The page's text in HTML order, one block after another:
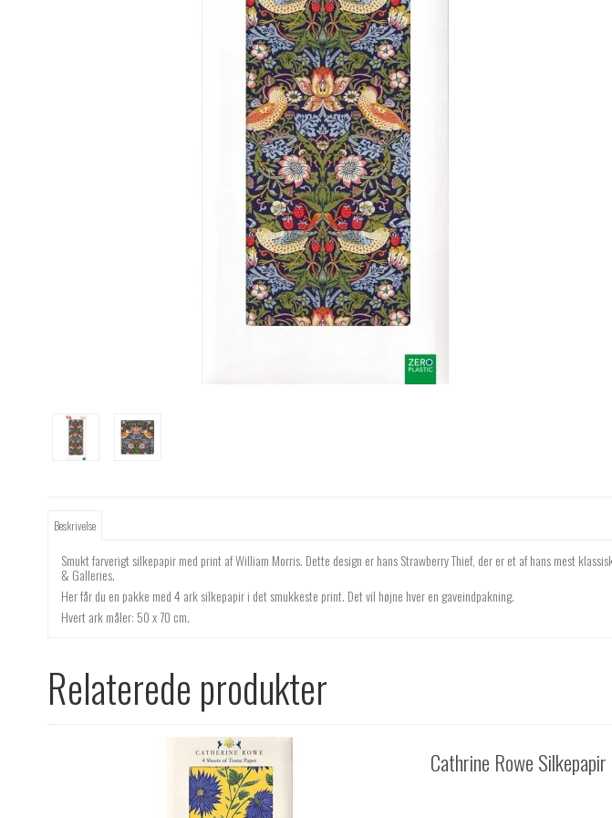
Beskrivelse
Smukt farverigt silkepapir med print af William Morris. Dette design er hans Strawberry Thief, der er et af hans mest
& Galleries.
Her får du en pakke med 4 ark silkepapir i det smukkeste print. Det vil højne hver en gaveindpakning.
Hvert ark måler: 50 x 70 cm.
Relaterede produkter
Cathrine Rowe